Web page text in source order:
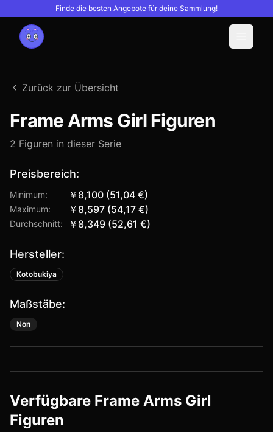
Finde die besten Angebote für deine Sammlung!
Zurück zur Übersicht
Frame Arms GirlFiguren
2 Figuren in dieser Serie
Preisbereich:
Minimum: ￥8,100 (51,04 €)
Maximum: ￥8,597 (54,17 €)
Durchschnitt: ￥8,349 (52,61 €)
Hersteller:
Kotobukiya
Maßstäbe:
Non
Verfügbare Frame Arms Girl
Figuren